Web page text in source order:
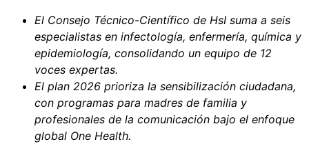
El Consejo Técnico-Científico de HsI suma a seis
especialistas en infectología, enfermería, química y
epidemiología, consolidando un equipo de 12
voces expertas.
El plan 2026 prioriza la sensibilización ciudadana,
con programas para madres de familia y
profesionales de la comunicación bajo el enfoque
global One Health.